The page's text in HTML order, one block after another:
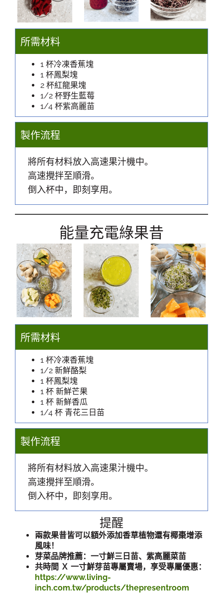
所需材料
1 杯冷凍香蕉塊
1 杯鳳梨塊
2 杯紅龍果塊
1/2 杯野生藍莓
1/4 杯紫高麗苗
製作流程
將所有材料放入高速果汁機中。
高速攪拌至順滑。
倒入杯中，即刻享用。
能量充電綠果昔
所需材料
1 杯冷凍香蕉塊
1/2 新鮮酪梨
1 杯鳳梨塊
1 杯 新鮮芒果
1 杯 新鮮香瓜
1/4 杯 青花三日苗
製作流程
將所有材料放入高速果汁機中。
高速攪拌至順滑。
倒入杯中，即刻享用。
提醒
兩款果昔皆可以額外添加香草植物還有椰棗增添
風味！
芽菜品牌推薦：一寸鮮三日苗、紫高麗菜苗
共時間 Ｘ 一寸鮮芽苗專屬賣場，享受專屬優惠：
https://www.living-
inch.com.tw/products/thepresentroom